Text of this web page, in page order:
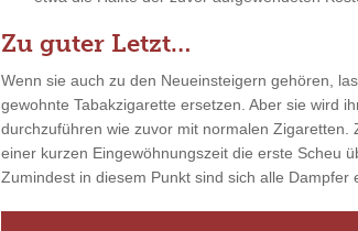
Zu guter Letzt…
Wenn sie auch zu den Neueinsteigern gehören,
gewohnte Tabakzigarette ersetzen. Aber sie wird
durchzuführen wie zuvor mit normalen
einer kurzen Eingewöhnungszeit die erste Scheu
Zumindest in diesem Punkt sind sich alle Dampfer